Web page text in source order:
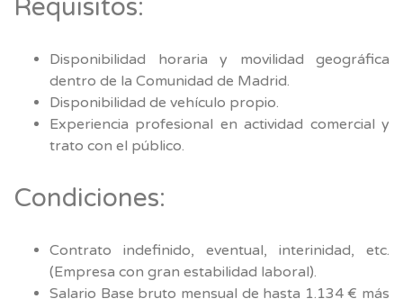
Requisitos:
Disponibilidad horaria y movilidad geográfica
dentro de la Comunidad de Madrid.
Disponibilidad de vehículo propio.
Experiencia profesional en actividad comercial y
trato con el público.
Condiciones:
Contrato indefinido, eventual, interinidad, etc.
(Empresa con gran estabilidad laboral).
Salario Base bruto mensual de hasta 1.134 € más